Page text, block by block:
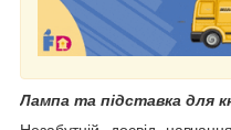
Лампа та підставка для